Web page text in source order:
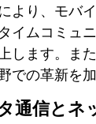
より、モバ
イムコミュ
します。ま
での革新を
通信とネ